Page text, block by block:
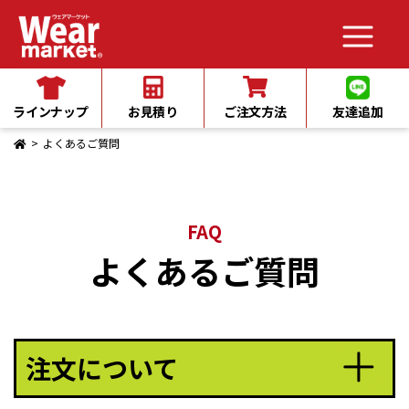
メインコンテンツへスキップ
ラインナップ お見積り ご注文方法 友達追加
よくあるご質問
FAQ
よくあるご質問
注文について